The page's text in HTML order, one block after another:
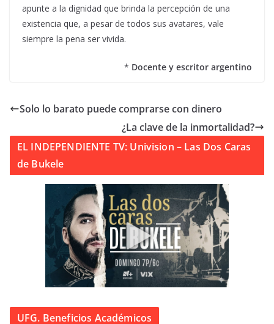
apunte a la dignidad que brinda la percepción de una
existencia que, a pesar de todos sus avatares, vale
siempre la pena ser vivida.
* Docente y escritor argentino
Solo lo barato puede comprarse con dinero
¿La clave de la inmortalidad?
EL INDEPENDIENTE TV: Univision – Las Dos Caras
de Bukele
UFG. Beneficios Académicos